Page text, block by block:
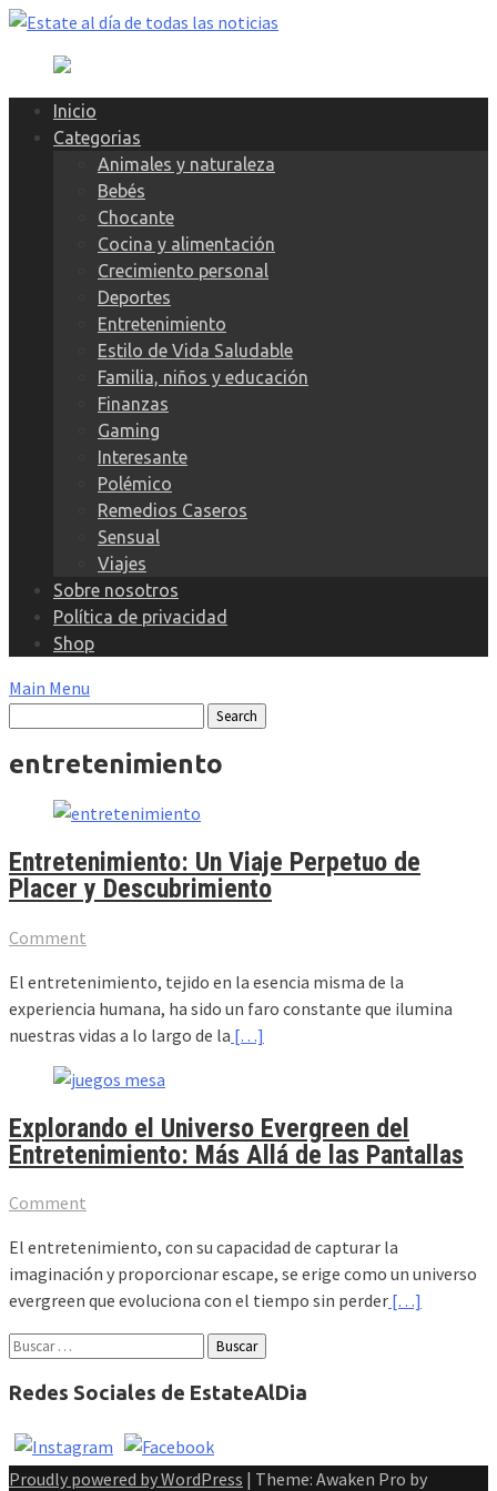
Skip
content
Inicio
Categorias
Animales y naturaleza
Bebés
Chocante
Cocina y alimentación
Crecimiento personal
Deportes
Entretenimiento
Estilo de Vida Saludable
Familia, niños y educación
Finanzas
Gaming
Interesante
Polémico
Remedios Caseros
Sensual
Viajes
Sobre nosotros
Política de privacidad
Shop
Main Menu
entretenimiento
Entretenimiento: Un Viaje Perpetuo de
Placer y Descubrimiento
Comment
El entretenimiento, tejido en la esencia misma de la
experiencia humana, ha sido un faro constante que ilumina
nuestras vidas a lo largo de la […]
Explorando el Universo Evergreen del
Entretenimiento: Más Allá de las Pantallas
Comment
El entretenimiento, con su capacidad de capturar la
imaginación y proporcionar escape, se erige como un universo
evergreen que evoluciona con el tiempo sin perder […]
Buscar:
Redes Sociales de EstateAlDia
Proudly powered by WordPress | Theme: Awaken Pro by